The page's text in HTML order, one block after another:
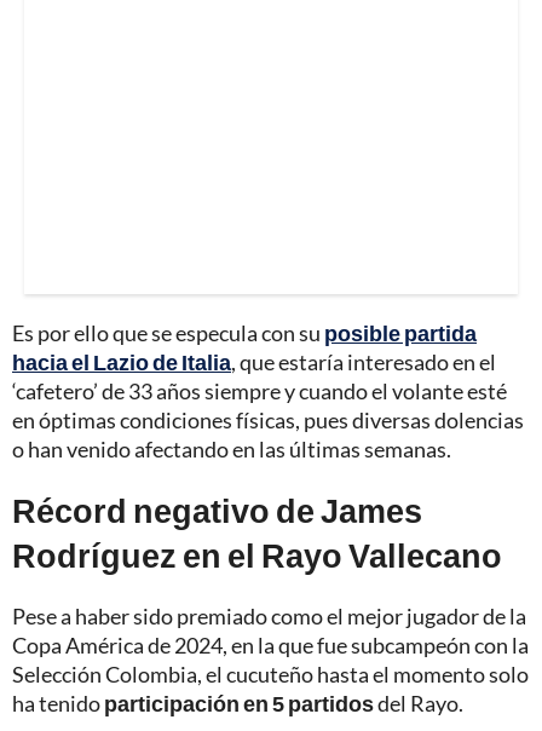
Es por ello que se especula con su posible partida
hacia el Lazio de Italia, que estaría interesado en el
‘cafetero’ de 33 años siempre y cuando el volante esté
en óptimas condiciones físicas, pues diversas dolencias
o han venido afectando en las últimas semanas.
Récord negativo de James
Rodríguez en el Rayo Vallecano
Pese a haber sido premiado como el mejor jugador de la
Copa América de 2024, en la que fue subcampeón con la
Selección Colombia, el cucuteño hasta el momento solo
ha tenidoparticipación en 5 partidosdel Rayo.